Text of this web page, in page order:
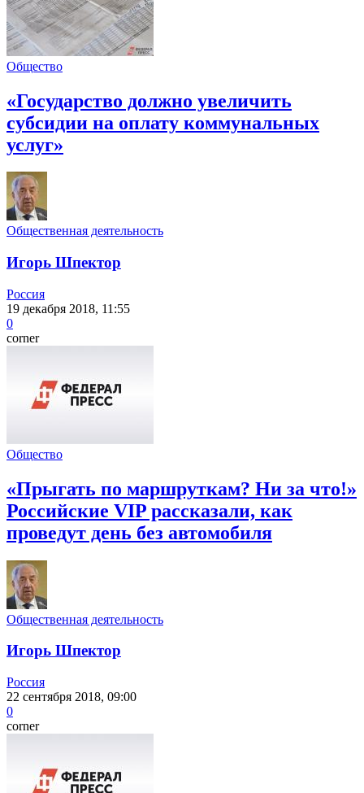
Общество
«Государство должно увеличить
субсидии на оплату коммунальных
услуг»
Общественная деятельность
Игорь Шпектор
Россия
19 декабря 2018, 11:55
0
corner
Общество
«Прыгать по маршруткам? Ни за что!»
Российские VIP рассказали, как
проведут день без автомобиля
Общественная деятельность
Игорь Шпектор
Россия
22 сентября 2018, 09:00
0
corner